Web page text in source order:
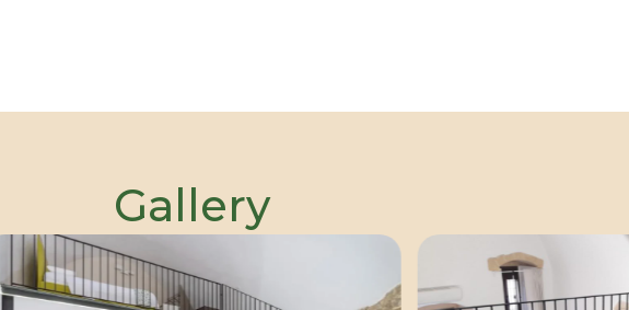
Gallery